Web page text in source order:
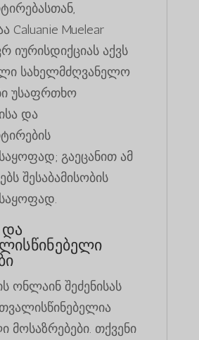
Caluanie Muelear
იურისდიქციას აქვს
სახელმძღვანელო
უსაფრთხო
და
გაეცანით ამ
შესაბამისობის
და
ონლაინ შეძენისას
მოსაზრებები. თქვენი